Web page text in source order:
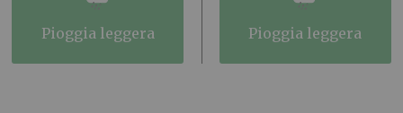
pioggia leggera pioggia leggera